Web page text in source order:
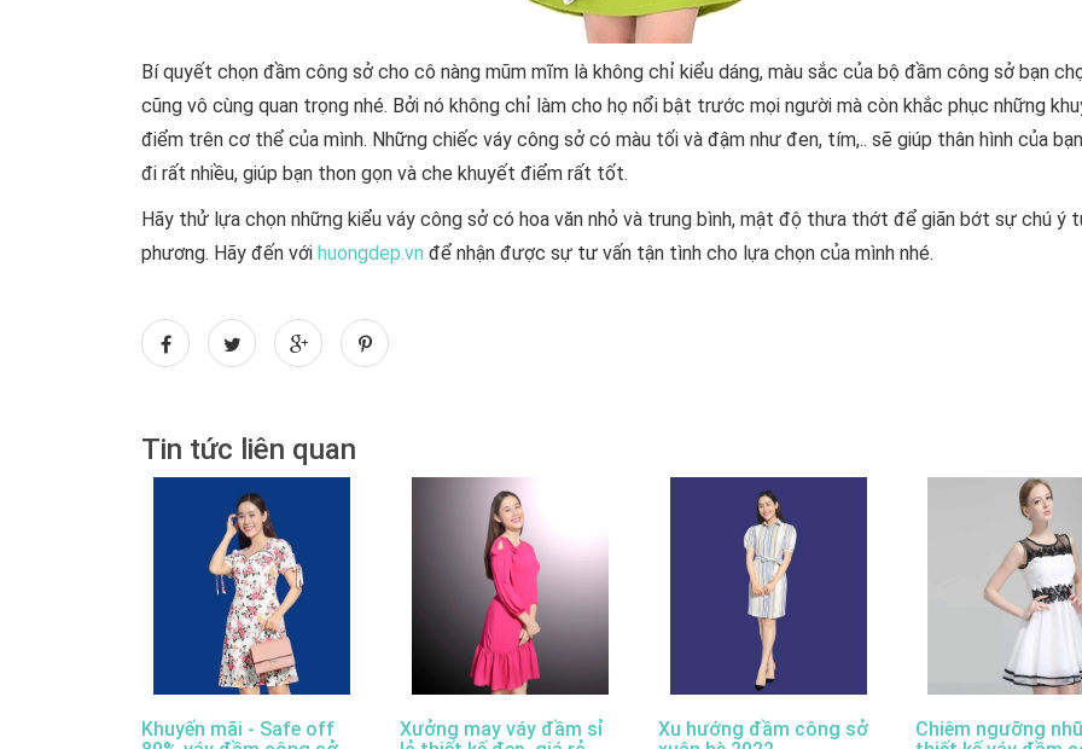
Bí quyết chọn đầm công sở cho cô nàng mũm mĩm là không chỉ kiểu dáng, màu sắc của bộ đầm công sở bạn
cũng vô cùng quan trọng nhé. Bởi nó không chỉ làm cho họ nổi bật trước mọi người mà còn khắc phục những
điểm trên cơ thể của mình. Những chiếc váy công sở có màu tối và đậm như đen, tím,.. sẽ giúp thân hình của
đi rất nhiều, giúp bạn thon gọn và che khuyết điểm rất tốt.
Hãy thử lựa chọn những kiểu váy công sở có hoa văn nhỏ và trung bình, mật độ thưa thớt để giãn bớt sự chú ý
phương. Hãy đến với huongdep.vn để nhận được sự tư vấn tận tình cho lựa chọn của mình nhé.
Tin tức liên quan
Khuyến mãi - Safe off
Xưởng may váy đầm sỉ
Xu hướng đầm công sở
Chiêm ngưỡng